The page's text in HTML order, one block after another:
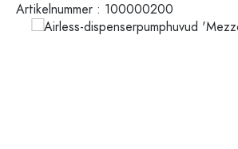
Artikelnummer : 100000200